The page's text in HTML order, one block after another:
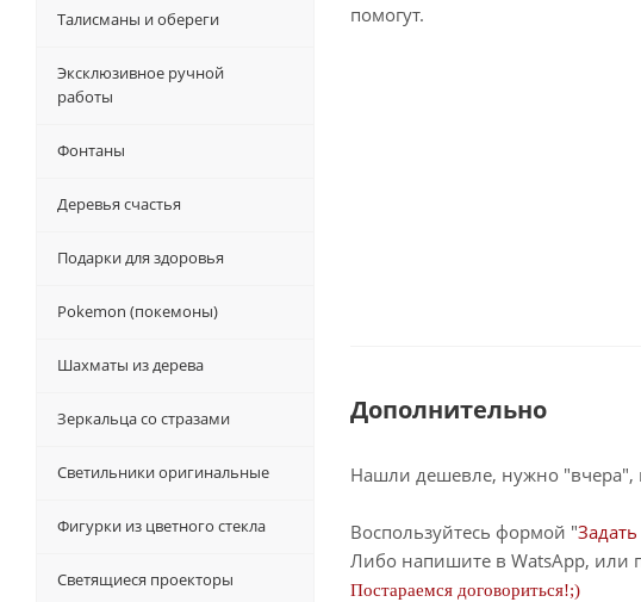
помогут.
Дополнительно
Нашли дешевле, нужно "вчера",
Воспользуйтесь формой "
Либо напишите в WatsApp, или
Постараемся договориться!;)
Талисманы и обереги
Эксклюзивное ручной
работы
Фонтаны
Деревья счастья
Подарки для здоровья
Pokemon (покемоны)
Шахматы из дерева
Зеркальца со стразами
Светильники оригинальные
Фигурки из цветного стекла
Светящиеся проекторы